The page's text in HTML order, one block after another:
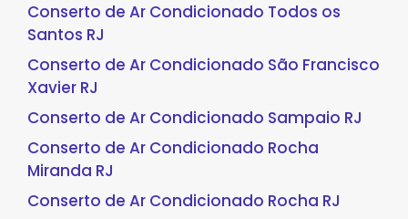
Conserto de Ar Condicionado Todos os
Santos RJ
Conserto de Ar Condicionado São Francisco
Xavier RJ
Conserto de Ar Condicionado Sampaio RJ
Conserto de Ar Condicionado Rocha
Miranda RJ
Conserto de Ar Condicionado Rocha RJ